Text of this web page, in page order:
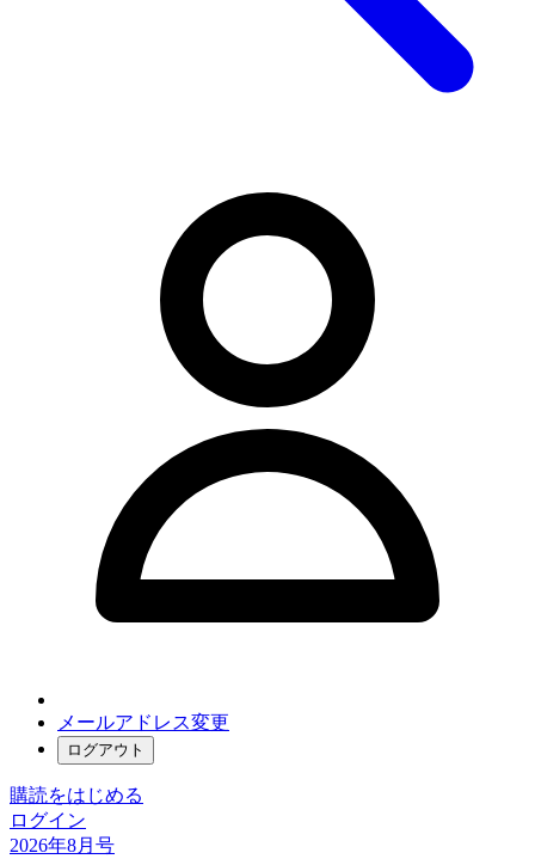
メールアドレス変更
ログアウト
購読をはじめる
ログイン
2026年8月号